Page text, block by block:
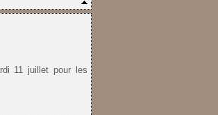
11 juillet pour les